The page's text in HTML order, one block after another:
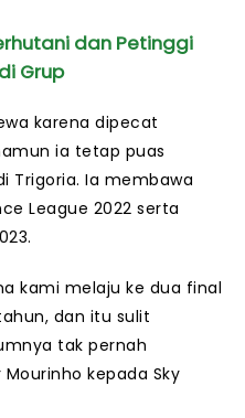
dan Petinggi
Grup
karena dipecat
ia tetap puas
Trigoria. Ia membawa
League 2022 serta
kami melaju ke dua final
dan itu sulit
tak pernah
kepada Sky